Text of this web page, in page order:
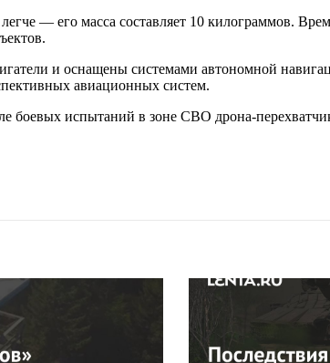
— его масса составляет 10 килограммов.
и оснащены системами автономной
авиационных систем.
боевых испытаний в зоне СВО дрона-